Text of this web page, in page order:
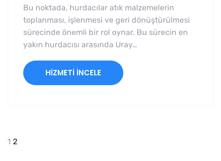
Bu noktada, hurdacılar atık malzemelerin
toplanması, işlenmesi ve geri dönüştürülmesi
sürecinde önemli bir rol oynar. Bu sürecin en
yakın hurdacısı arasında Uray…
HIZMETI İNCELE
1 2